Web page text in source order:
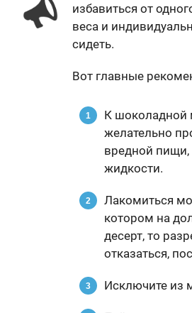
избавиться от
веса и
сидеть.
Вот главные
К шоколадной
желательно
вредной пищи,
жидкости.
Лакомиться
котором на
десерт, то
отказаться,
Исключите из